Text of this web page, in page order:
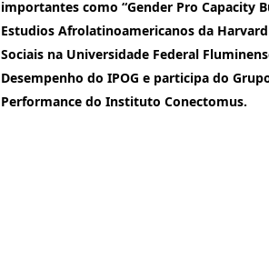
importantes como “Gender Pro Capacity
Estudios Afrolatinoamericanos da
Sociais na Universidade Federal
Desempenho do IPOG e participa do
Performance do Instituto Conectomus.